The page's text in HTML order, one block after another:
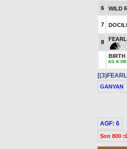
6 WILD
7
8
BIRTH
KG K DB
GANYAN
AGF: 6
Son 800